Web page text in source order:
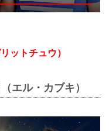
ットチュウ）
エル・カブキ）